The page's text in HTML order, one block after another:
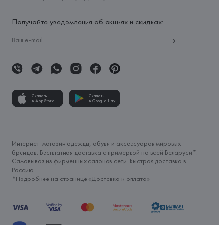
Получайте уведомления об акциях и скидках:
Скачать
в App Store
Скачать
в Google Play
Интернет-магазин одежды, обуви и аксессуаров мировых
брендов. Бесплатная доставка с примеркой по всей Беларуси*.
Самовывоз из фирменных салонов сети. Быстрая доставка в
Россию.
*Подробнее на странице «Доставка и оплата»